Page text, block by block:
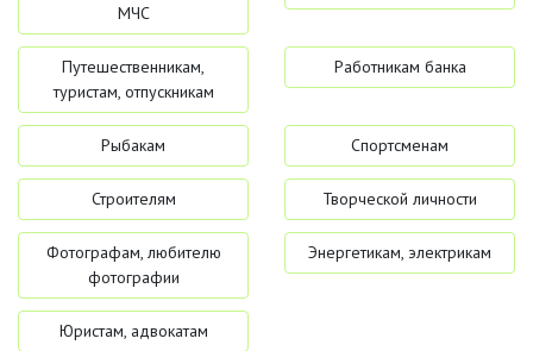
МЧС
Путешественникам,
туристам, отпускникам
Работникам банка
Рыбакам Спортсменам
Строителям Творческой личности
Фотографам, любителю
фотографии
Энергетикам, электрикам
Юристам, адвокатам